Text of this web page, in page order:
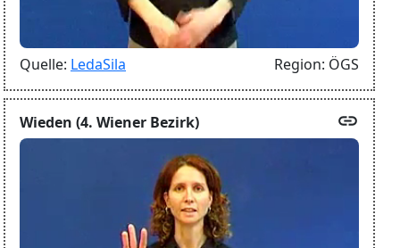
Quelle: LedaSila Region: ÖGS
Wieden (4. Wiener Bezirk) link